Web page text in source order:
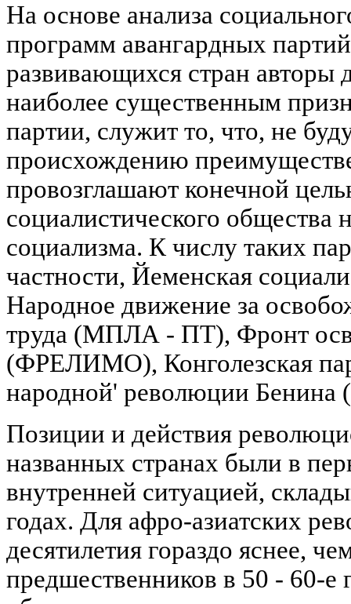
На основе анализа
программ авангардных
развивающихся стран авторы
наиболее существенным
партии, служит то, что, не
происхождению
провозглашают конечной
социалистического общества
социализма. К числу таких
частности, Йеменская
Народное движение за
труда (МПЛА - ПТ), Фронт
(ФРЕЛИМО), Конголезская
народной' революции
Позиции и действия
названных странах были в
внутренней ситуацией,
годах. Для афро-азиатских
десятилетия гораздо яснее,
предшественников в 50 - 60-е